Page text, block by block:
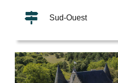
Sud-Ouest